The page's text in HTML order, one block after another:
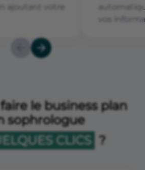
vos
le business plan
sophrologue
CLICS ?